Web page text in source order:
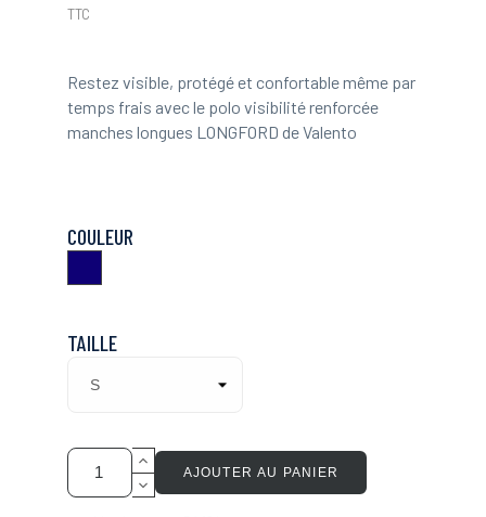
TTC
Restez visible, protégé et confortable même par
temps frais avec le polo visibilité renforcée
manches longues LONGFORD de Valento
COULEUR
TAILLE
AJOUTER AU PANIER